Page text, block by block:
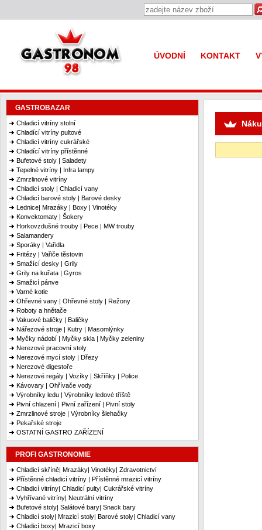
ÚVODNÍ KONTAKT
GASTROBAZAR
Chladicí vitríny stolní
Chladící vitríny pultové
Chladicí vitríny cukrářské
Chladící vitríny přístěnné
Bufetové stoly | Saladety
Tepelné vitríny | Infra lampy
Zmrzlinové vitríny
Chladicí stoly | Chladicí vany
Chladicí barové stoly | Barové desky
Lednice| Mrazáky | Boxy | Vinotéky
Konvektomaty | Šokery
Horkovzdušné trouby | Pece | MW trouby
Salamandery
Sporáky | Vařidla
Fritézy | Vařiče těstovin
Smažící desky | Grily
Grily na kuřata | Gyros
Smažicí pánve
Varné kotle
Ohřevné vany | Ohřevné stoly | Režony
Roboty a hnětače
Vakuové baličky | Baličky
Nářezové stroje | Kutry | Masomlýnky
Myčky nádobí | Myčky skla | Myčky zeleniny
Nerezové pracovní stoly
Nerezové mycí stoly | Dřezy
Nerezové digestoře
Nerezové regály | Vozíky | Skříňky | Police
Kávovary | Ohřívače vody
Výrobníky ledu | Výrobníky ledové tříště
Pivní chlazení | Pivní zařízení | Pivní stoly
Zmrzlinové stroje | Výrobníky šlehačky
Pekařské stroje
OSTATNÍ GASTRO ZAŘÍZENÍ
PROFI GASTRONOMIE
Chladicí skříně| Mrazáky| Vinotéky| Zdravotnictví
Přístěnné chladicí vitríny | Přístěnné mrazicí vitríny
Chladicí vitríny| Chladicí pulty| Cukrářské vitríny
Vyhřívané vitríny| Neutrální vitríny
Bufetové stoly| Salátové bary| Snack bary
Chladicí stoly| Mrazicí stoly| Barové stoly| Chladicí vany
Chladicí boxy| Mrazicí boxy